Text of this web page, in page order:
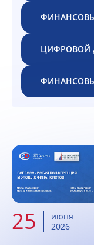
ЦИФРОВОЙ
25
июня
2026